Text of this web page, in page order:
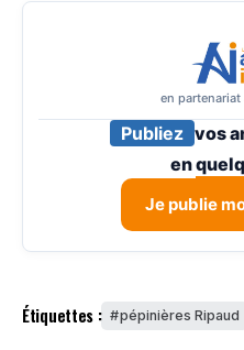
en partenariat
Publiez vos
en
Je publie
Étiquettes : pépinières Ripaud